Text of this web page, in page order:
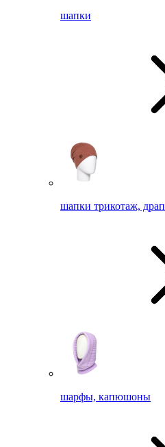
шапки
шапки трикотаж, драп
шарфы, капюшоны